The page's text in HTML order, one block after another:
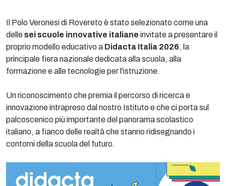
Il Polo Veronesi di Rovereto è stato selezionato come una
dellesei scuole innovative italiane invitate a presentare il
proprio modello educativo a Didacta Italia 2026, la
principale fiera nazionale dedicata alla scuola, alla
formazione e alle tecnologie per l'istruzione.
Un riconoscimento che premia il percorso di ricerca e
innovazione intrapreso dal nostro Istituto e che ci porta sul
palcoscenico più importante del panorama scolastico
italiano, a fianco delle realtà che stanno ridisegnando i
contorni della scuola del futuro.